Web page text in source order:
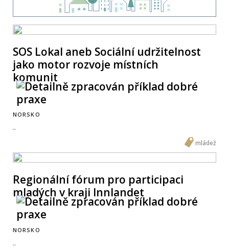
SOS Lokal aneb Sociální udržitelnost
jako motor rozvoje místních
komunit
NORSKO
..
mládež
Regionální fórum pro participaci
mladých v kraji Innlandet
NORSKO
..